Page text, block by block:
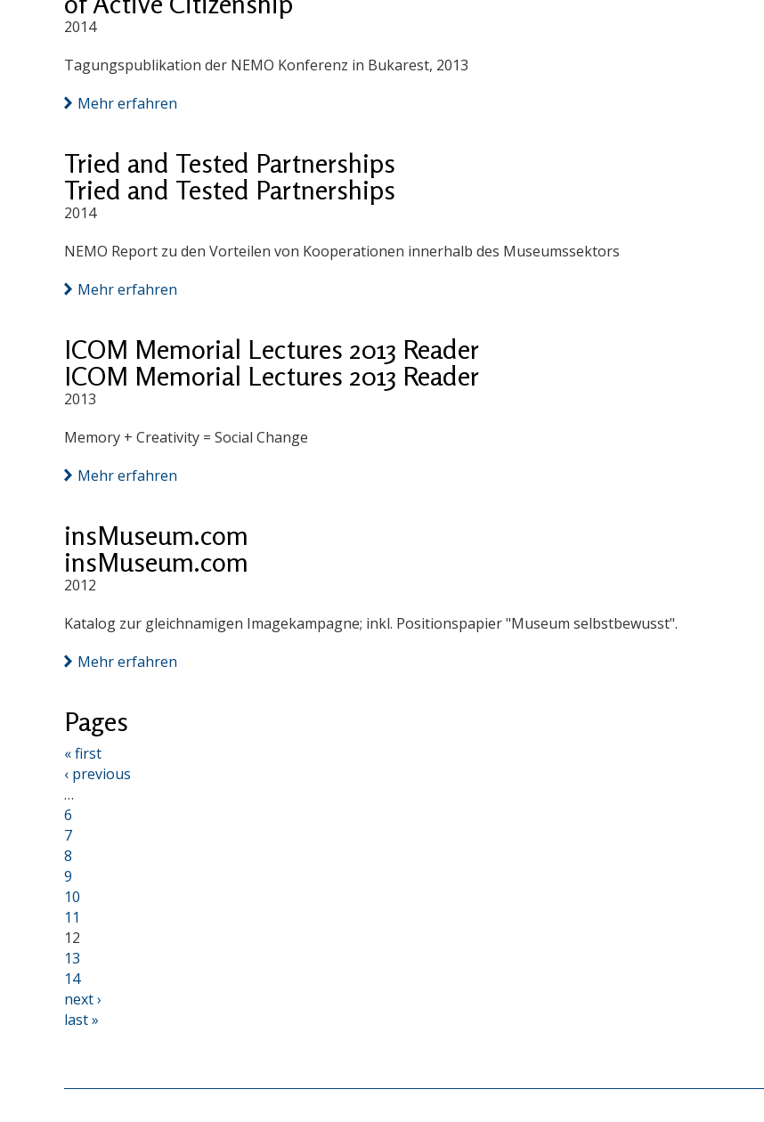
2014
Tagungspublikation der NEMO Konferenz in Bukarest, 2013
Mehr erfahren
Tried and Tested Partnerships
Tried and Tested Partnerships
2014
NEMO Report zu den Vorteilen von Kooperationen innerhalb des Museumssektors
Mehr erfahren
ICOM Memorial Lectures 2013 Reader
ICOM Memorial Lectures 2013 Reader
2013
Memory + Creativity = Social Change
Mehr erfahren
insMuseum.com
insMuseum.com
2012
Katalog zur gleichnamigen Imagekampagne; inkl. Positionspapier "Museum selbstbewusst".
Mehr erfahren
Pages
« first
‹ previous
…
6
7
8
9
10
11
12
13
14
next ›
last »